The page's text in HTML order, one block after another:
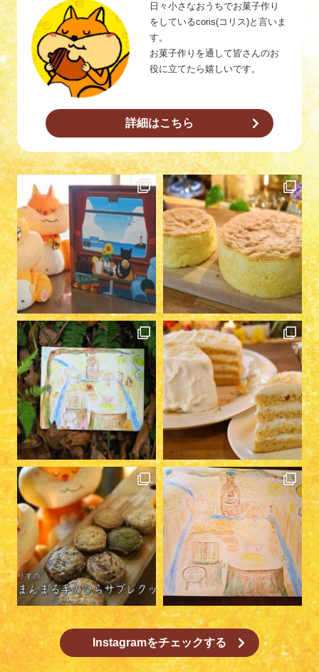
日々小さなおうちでお菓子作り
をしているcoris(コリス)と言いま
す。
お菓子作りを通して皆さんのお
役に立てたら嬉しいです。
詳細はこちら
Instagramをチェックする